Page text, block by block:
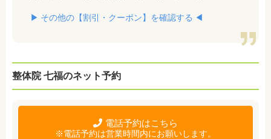
▶︎ その他の【割引・クーポン】を確認する ◀︎
整体院 七福のネット予約
電話予約はこちら
※電話予約は営業時間内にお願いします。